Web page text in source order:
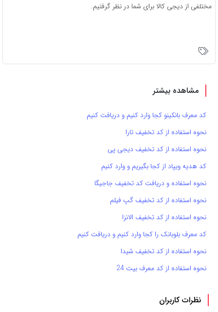
مختلفی از دیجی کالا برای شما در نظر گرفتیم.
مشاهده بیشتر
کد معرف بانکینو کجا وارد کنیم و دریافت کنیم
نحوه استفاده از کد تخفیف تارا
نحوه استفاده از کد تخفیف دیجی پی
کد هدیه ویپاد از کجا بگیریم و وارد کنیم
نحوه استفاده و دریافت کد تخفیف جاجیگا
نحوه استفاده از کد تخفیف گپ فیلم
نحوه استفاده از کد تخفیف الانزا
کد معرف بلوبانک را کجا وارد کنیم و دریافت کنیم
نحوه استفاده از کد تخفیف شیدا
نحوه استفاده از کد معرف بیت 24
نظرات کاربران